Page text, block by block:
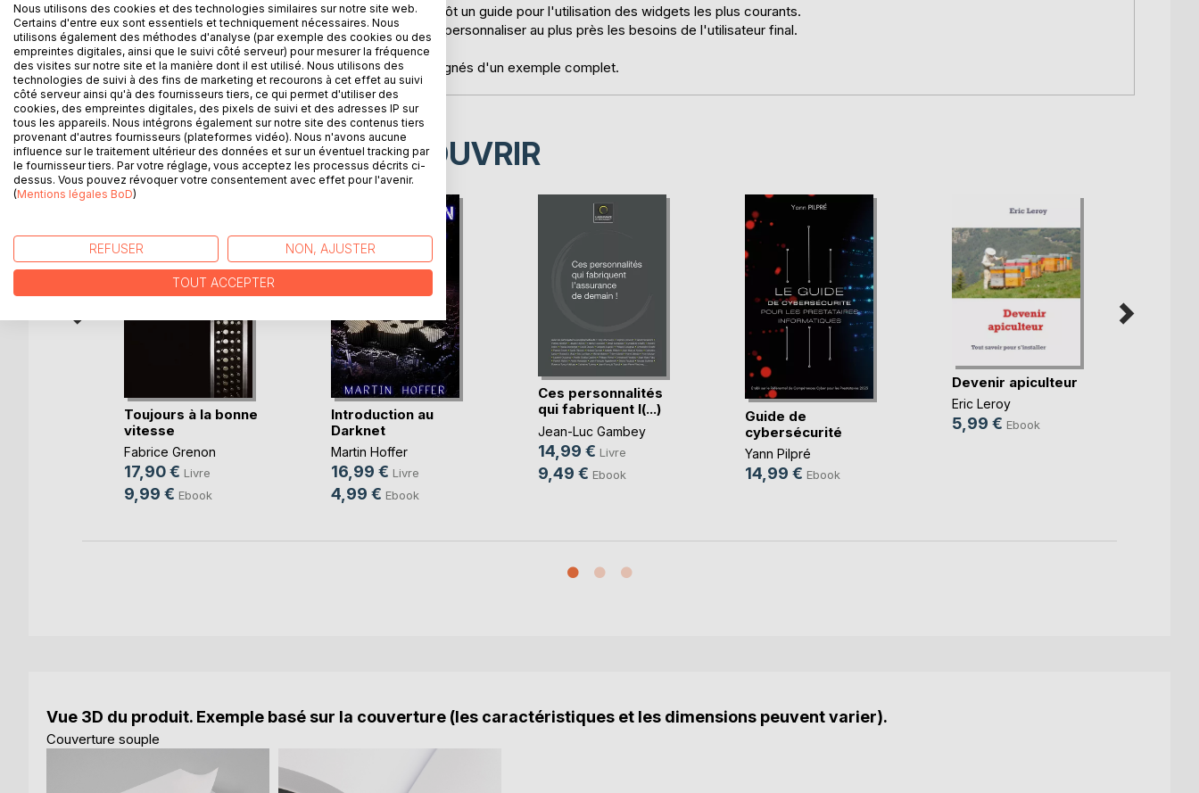
Il n'est pas un glossaire des fonctions utilisables mais plutôt un guide pour l'utilisation des widgets les plus courants.
Il montre aussi comment créer ses propres widgets pour personnaliser au plus près les besoins de l'utilisateur final.
Chaque outil et widget décrits dans le livre sont accompagnés d'un exemple complet.
D’AUTRES TITRES À DÉCOUVRIR
Toujours à la bonne
vitesse
Fabrice Grenon
17,90 € Livre
9,99 € Ebook
Introduction au
Darknet
Martin Hoffer
16,99 € Livre
4,99 € Ebook
Ces personnalités
qui fabriquent l(...)
Jean-Luc Gambey
14,99 € Livre
9,49 € Ebook
Guide de
cybersécurité
Yann Pilpré
14,99 € Ebook
Devenir apiculteur
Eric Leroy
5,99 € Ebook
Vue 3D du produit. Exemple basé sur la couverture (les caractéristiques et les dimensions peuvent varier).
Couverture souple
Nous utilisons des cookies et des technologies similaires sur notre site web.
Certains d'entre eux sont essentiels et techniquement nécessaires. Nous
utilisons également des méthodes d'analyse (par exemple des cookies ou des
empreintes digitales, ainsi que le suivi côté serveur) pour mesurer la fréquence
des visites sur notre site et la manière dont il est utilisé. Nous utilisons des
technologies de suivi à des fins de marketing et recourons à cet effet au suivi
côté serveur ainsi qu'à des fournisseurs tiers, ce qui permet d'utiliser des
cookies, des empreintes digitales, des pixels de suivi et des adresses IP sur
tous les appareils. Nous intégrons également sur notre site des contenus tiers
provenant d'autres fournisseurs (plateformes vidéo). Nous n'avons aucune
influence sur le traitement ultérieur des données et sur un éventuel tracking par
le fournisseur tiers. Par votre réglage, vous acceptez les processus décrits ci-
dessus. Vous pouvez révoquer votre consentement avec effet pour l'avenir.
(Mentions légales BoD)
REFUSER NON, AJUSTER
TOUT ACCEPTER